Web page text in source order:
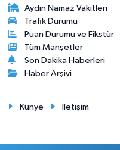
Aydin Namaz Vakitleri
Trafik Durumu
Puan Durumu ve Fikstür
Tüm Manşetler
Son Dakika Haberleri
Haber Arşivi
Künye İletişim